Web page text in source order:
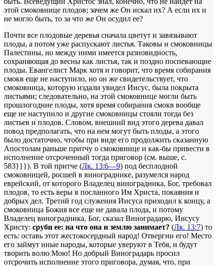
этой смоковнице плодов; зачем же Он искал их? А если их и
не могло быть, то за что же Он осудил ее?
Почти все плодовые деревья сначала цветут и завязывают
плоды, а потом уже распускают листья. Таковы и смоковницы
Палестины, но между ними имеется разновидность,
сохраняющая до весны как листья, так и поздно поспевающие
плоды. Евангелист Марк хотя и говорит, что время собирания
смокв еще не наступило, но он же свидетельствует, что
смоковница, которую издали увидел Иисус, была покрыта
листьями; следовательно, на этой смоковнице могли быть
прошлогодние плоды, хотя время собирания смокв вообще
еще не наступило и другие смоковницы стояли тогда без
листьев и плодов. Словом, внешний вид этого дерева давал
повод предполагать, что на нем могут быть плоды, а этого
было достаточно, чтобы при виде его продолжить сказанную
Апостолам раньше притчу о смоковнице и как-бы привести в
исполнение отсроченный тогда приговор (см. выше, с.
583}}}). В той притче (Лк. 13:6—9) под бесплодной
смоковницей, росшей в винограднике, разумелся народ
еврейский, от которого Владелец виноградника, Бог, требовал
плодов, то есть веры в посланного Им Христа, покаяния и
добрых дел. Третий год служения Иисуса приходил к концу, а
смоковница Божия все еще не давала плода, и потому
Владелец виноградника, Бог, сказал Виноградарю, Иисусу
Христу: сруби ее: на что она и землю занимает? (Лк. 13:7) то
есть: оставь этот жестокосердный народ! Отвергни его! Место
его займут иные народы, которые уверуют в Тебя, и будут
творить волю Мою! Но добрый Виноградарь просил
отсрочить исполнение этого приговора, думая, что, при